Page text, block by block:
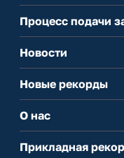
Процесс подачи
Новости
Новые рекорды
О нас
Прикладная